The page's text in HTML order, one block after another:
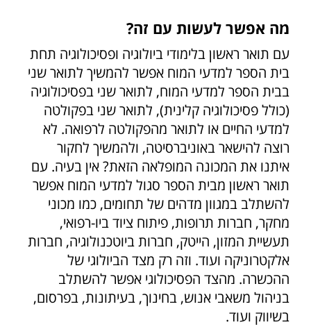
מה אפשר לעשות עם זה?
עם תואר ראשון בלימודי ביולוגיה ופסיכולוגיה תחת
בית הספר למדעי המוח אפשר להמשיך לתואר שני
בבית הספר למדעי המוח, לתואר שני בפסיכולוגיה
(כולל פסיכולוגיה קלינית), לתואר שני בפקולטה
למדעי החיים או לתואר מהפקולטה לרפואה. לא
רוצה להישאר באוניברסיטה, ולהמשיך לחקור
איתנו את המכונה המופלאה הזאת? אין בעיה. עם
תואר ראשון מבית הספר סגול למדעי המוח אפשר
להשתלב במגוון מדהים של תחומים, כמו מכוני
מחקר, חברות תרופות, פיתוח ציוד ביו-רפואי,
תעשיית המזון, הייטק, חברות ביוטכנולוגיה, חברות
אלקטרוניקה ועוד. וזה רק מצד הביולוגי של
ההכשרה. מהצד הפסיכולוגי אפשר להשתלב
בניהול משאבי אנוש, בחינוך, בעיתונות, בפרסום,
בשיווק ועוד.